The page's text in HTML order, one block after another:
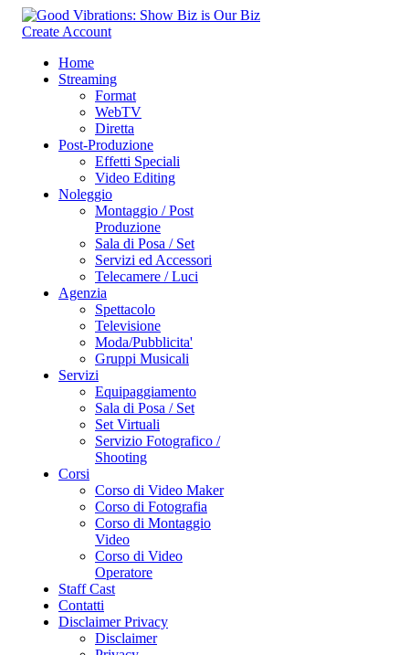
Create Account
Home
Streaming
Format
WebTV
Diretta
Post-Produzione
Effetti Speciali
Video Editing
Noleggio
Montaggio / Post
Produzione
Sala di Posa / Set
Servizi ed Accessori
Telecamere / Luci
Agenzia
Spettacolo
Televisione
Moda/Pubblicita'
Gruppi Musicali
Servizi
Equipaggiamento
Sala di Posa / Set
Set Virtuali
Servizio Fotografico /
Shooting
Corsi
Corso di Video Maker
Corso di Fotografia
Corso di Montaggio
Video
Corso di Video
Operatore
Staff Cast
Contatti
Disclaimer Privacy
Disclaimer